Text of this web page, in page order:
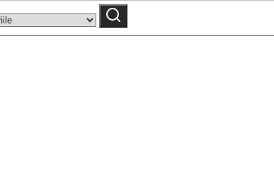
Caută